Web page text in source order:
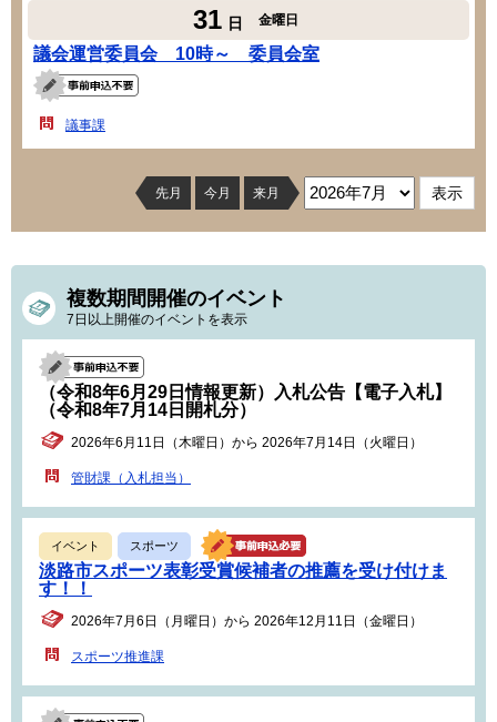
31 日 金曜日
議会運営委員会 10時～ 委員会室
議事課
先月 今月 来月
複数期間開催のイベント
7日以上開催のイベントを表示
（令和8年6月29日情報更新）入札公告【電子入札】
（令和8年7月14日開札分）
2026年6月11日（木曜日）から 2026年7月14日（火曜日）
管財課（入札担当）
イベント スポーツ
淡路市スポーツ表彰受賞候補者の推薦を受け付けま
す！！
2026年7月6日（月曜日）から 2026年12月11日（金曜日）
スポーツ推進課